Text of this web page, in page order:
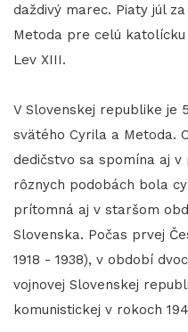
daždivý marec. Piaty júl
Metoda pre celú
Lev XIII.
V Slovenskej republike je
svätého Cyrila a Metoda.
dedičstvo sa spomína aj v
rôznych podobách bola
prítomná aj v staršom
Slovenska. Počas prvej
1918 - 1938), v období
vojnovej Slovenskej
komunistickej v rokoch